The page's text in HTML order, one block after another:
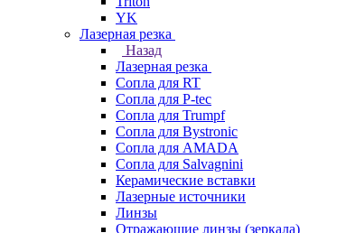
YK
Лазерная резка
Назад
Лазерная резка
Сопла для RT
Сопла для P-tec
Сопла для Trumpf
Сопла для Bystronic
Сопла для AMADA
Сопла для Salvagnini
Керамические вставки
Лазерные источники
Линзы
Отражающие линзы (зеркала)